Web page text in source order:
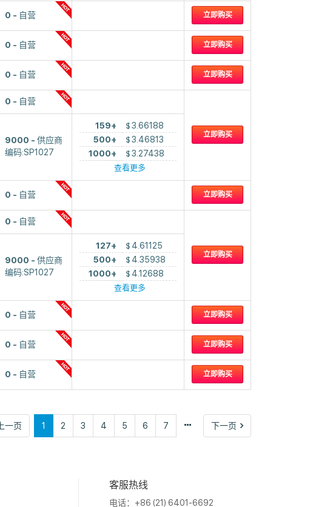
0 自营 立即购买
0 自营 立即购买
0 自营 立即购买
0 自营
立即购买
9000
供应商
编码:SP1027
159+ $3.66188
500+
$3.46813
1000+
$3.27438
查看更多
0 自营 立即购买
0 自营
立即购买
9000
供应商
编码:SP1027
127+ $ 4.61125
500+
$ 4.35938
1000+
$ 4.12688
查看更多
0 自营 立即购买
0 自营 立即购买
0 自营 立即购买
上一页
一
1 2 3 4 5 6 7 下一页
下
一
客服热线
电话：+86 (21) 6401-6692